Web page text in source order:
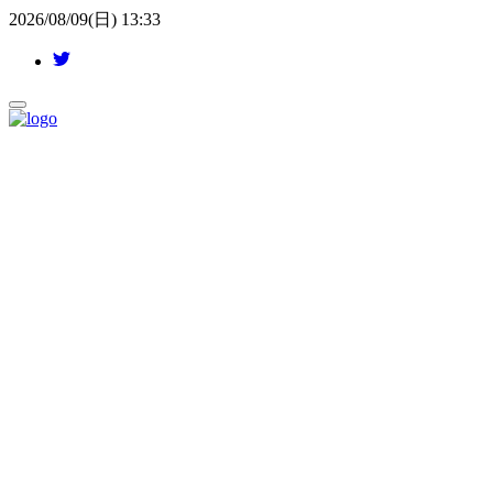
2026/08/09(日) 13:33